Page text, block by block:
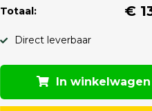
Totaal: €
Direct leverbaar
In winkelwagen